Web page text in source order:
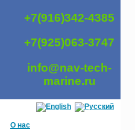
+7(916)342-4385
+7(925)063-3747
info@nav-tech-
marine.ru
О нас